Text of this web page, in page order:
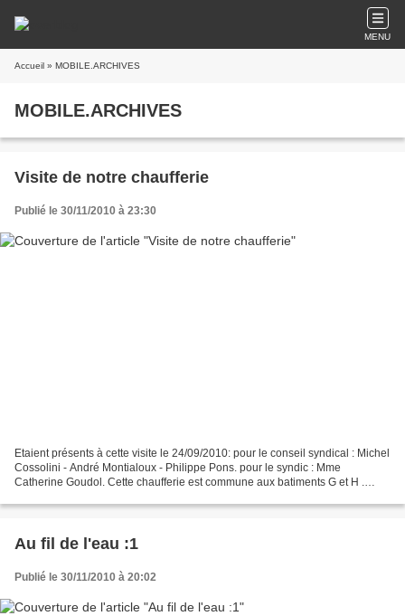
MENU
Accueil » MOBILE.ARCHIVES
MOBILE.ARCHIVES
Visite de notre chaufferie
Publié le 30/11/2010 à 23:30
Etaient présents à cette visite le 24/09/2010: pour le conseil syndical : Michel
Cossolini - André Montialoux - Philippe Pons. pour le syndic : Mme
Catherine Goudol. Cette chaufferie est commune aux batiments G et H .
Au fil de l'eau :1
Publié le 30/11/2010 à 20:02